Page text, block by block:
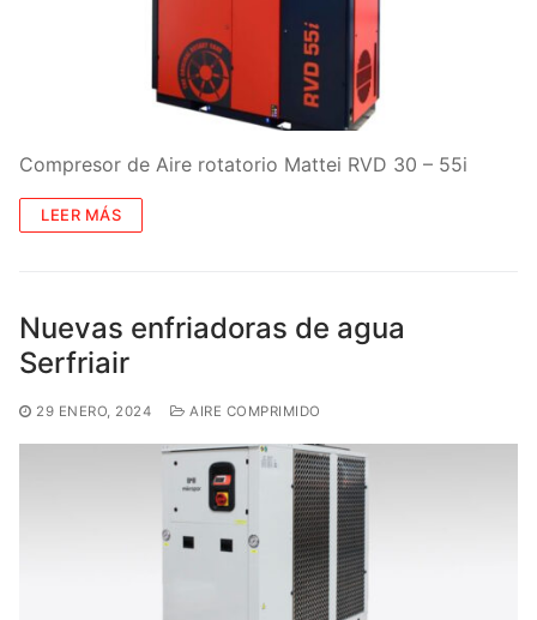
Compresor de Aire rotatorio Mattei RVD 30 – 55i
LEER MÁS
Nuevas enfriadoras de agua
Serfriair
29 ENERO, 2024 AIRE COMPRIMIDO